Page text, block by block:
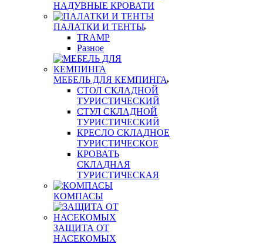
НАДУВНЫЕ КРОВАТИ
ПАЛАТКИ И ТЕНТЫ
TRAMP
Разное
МЕБЕЛЬ ДЛЯ КЕМПИНГА
СТОЛ СКЛАДНОЙ
ТУРИСТИЧЕСКИЙ
СТУЛ СКЛАДНОЙ
ТУРИСТИЧЕСКИЙ
КРЕСЛО СКЛАДНОЕ
ТУРИСТИЧЕСКОЕ
КРОВАТЬ
СКЛАДНАЯ
ТУРИСТИЧЕСКАЯ
КОМПАСЫ
ЗАЩИТА ОТ
НАСЕКОМЫХ